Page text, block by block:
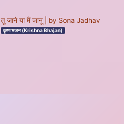
तू जाने या मैं जानू | by Sona Jadhav
कृष्ण भजन (Krishna Bhajan)